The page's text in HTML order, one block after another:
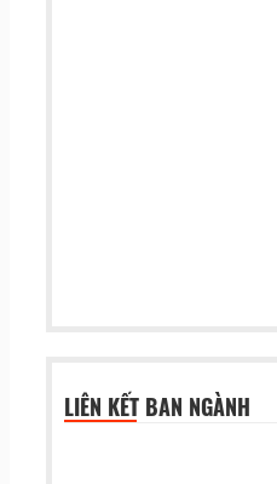
LIÊN KẾT BAN NGÀNH